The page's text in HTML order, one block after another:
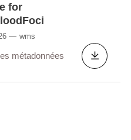
for
wms
métadonnées